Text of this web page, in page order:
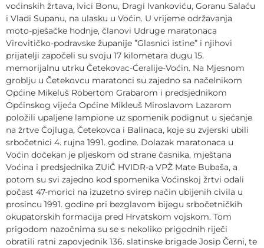
voćinskih žrtava, Ivici Bonu, Dragi Ivankoviću, Goranu Salaću
i Vladi Supanu, na ulasku u Voćin. U vrijeme održavanja
moto-pješačke hodnje, članovi Udruge maratonaca
Virovitičko-podravske županije ”Glasnici istine” i njihovi
prijatelji započeli su svoju 17 kilometara dugu 15.
memorijalnu utrku Četekovac-Ćeralije-Voćin. Na Mjesnom
groblju u Četekovcu maratonci su zajedno sa načelnikom
Općine Mikeluš Robertom Grabarom i predsjednikom
Općinskog vijeća Općine Mikleuš Miroslavom Lazarom
položili upaljene lampione uz spomenik podignut u sjećanje
na žrtve Čojluga, Četekovca i Balinaca, koje su zvjerski ubili
srbočetnici 4. rujna 1991. godine. Dolazak maratonaca u
Voćin dočekan je pljeskom od strane časnika, mještana
Voćina i predsjednika ZUiČ HVIDR-a VPŽ Mate Bubaša, a
potom su svi zajedno kod spomenika Voćinskoj žrtvi odali
počast 47-morici na izuzetno svirep način ubijenih civila u
prosincu 1991. godine pri bezglavom bijegu srbočetničkih
okupatorskih formacija pred Hrvatskom vojskom. Tom
prigodom nazočnima su se s nekoliko prigodnih riječi
obratili ratni zapovjednik 136. slatinske brigade Josip Černi, te